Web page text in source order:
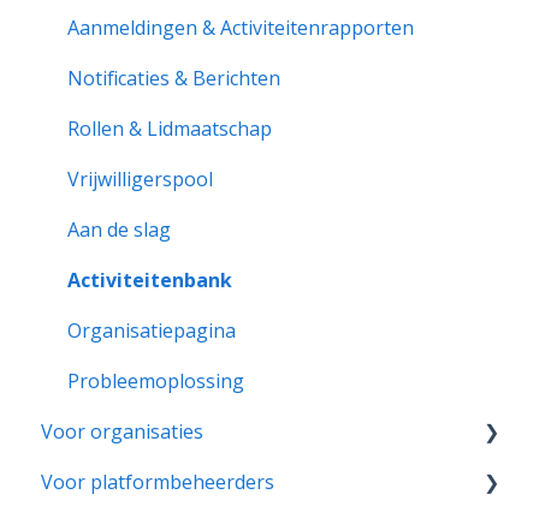
Aanmeldingen & Activiteitenrapporten
Notificaties & Berichten
Rollen & Lidmaatschap
Vrijwilligerspool
Aan de slag
Activiteitenbank
Organisatiepagina
Probleemoplossing
Voor organisaties
Aan de slag
Voor platformbeheerders